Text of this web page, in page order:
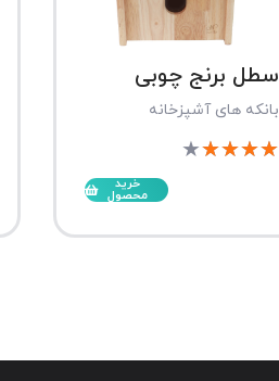
سطل برنج چوبی
بانکه های آشپزخانه
★
★
★
★
★
خرید
محصول